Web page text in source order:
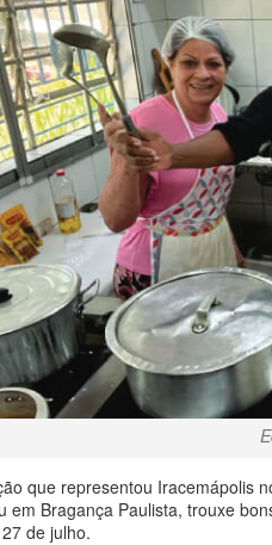
que representou Iracemápolis
em Bragança Paulista, trouxe
de julho.